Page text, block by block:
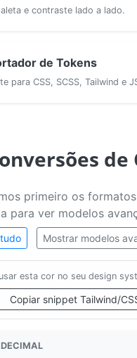
e contraste lado a lado.
de Tokens
para CSS, SCSS, Tailwind e
de
primeiro os
para ver modelos
Mostrar modelos
esta cor no seu design
Copiar snippet Tailwind/